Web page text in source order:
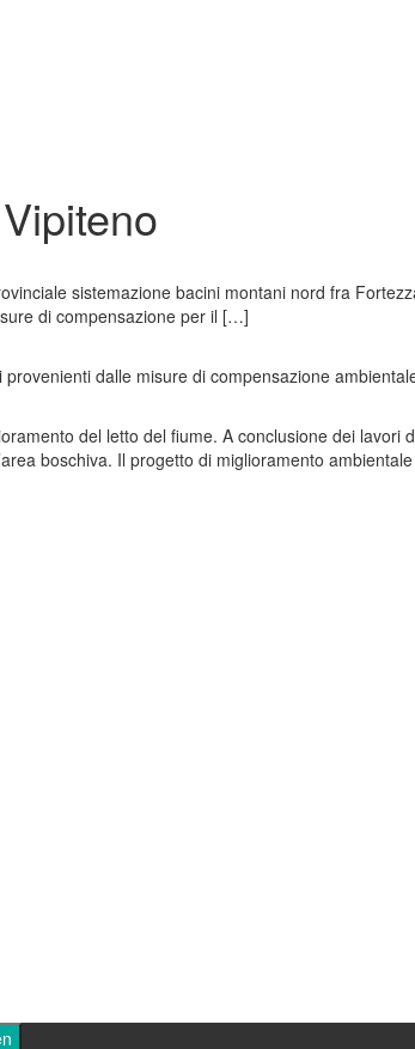
sistemazione bacini montani nord fra
di compensazione per il […]
dalle misure di compensazione
del letto del fiume. A conclusione dei lavori
boschiva. Il progetto di miglioramento